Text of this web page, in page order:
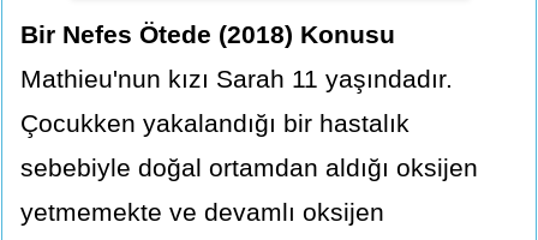
Bir Nefes Ötede (2018) Konusu
Mathieu'nun kızı Sarah 11 yaşındadır.
Çocukken yakalandığı bir hastalık
sebebiyle doğal ortamdan aldığı oksijen
yetmemekte ve devamlı oksijen